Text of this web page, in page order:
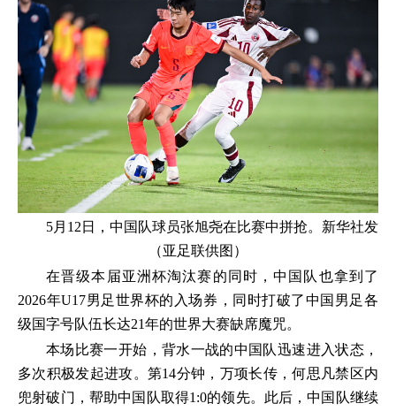
5月12日，中国队球员张旭尧在比赛中拼抢。新华社发
（亚足联供图）
在晋级本届亚洲杯淘汰赛的同时，中国队也拿到了
2026年U17男足世界杯的入场券，同时打破了中国男足各
级国字号队伍长达21年的世界大赛缺席魔咒。
本场比赛一开始，背水一战的中国队迅速进入状态，
多次积极发起进攻。第14分钟，万项长传，何思凡禁区内
兜射破门，帮助中国队取得1:0的领先。此后，中国队继续